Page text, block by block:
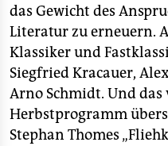
das Gewicht des
Literatur zu erneuern.
Klassiker und
Siegfried Kracauer,
Arno Schmidt. Und das
Herbstprogramm
Stephan Thomes